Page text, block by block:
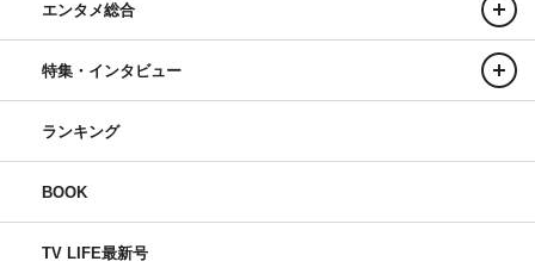
エンタメ総合
特集・インタビュー
ランキング
BOOK
TV LIFE最新号